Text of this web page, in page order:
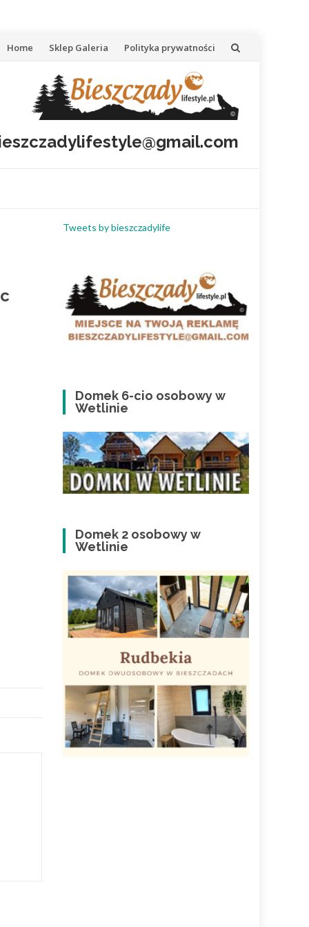
Przejdź
Home Sklep Galeria Polityka prywatności
Tweets by bieszczadylife
Domek 6-cio osobowy w
Wetlinie
Domek 2 osobowy w
Wetlinie